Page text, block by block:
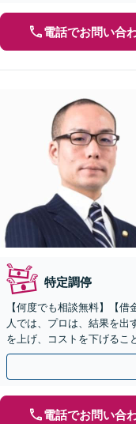
電話でお問い合
特定調停
【何度でも相談無料】【借
人では、プロは、結果を出
を上げ、コストを下げるこ
く、費用を可能な限り安く
電話でお問い合